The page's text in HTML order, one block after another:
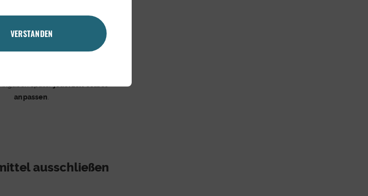
VERSTANDEN& Allergien
jederzeit selbst
anpassen
ausschließen